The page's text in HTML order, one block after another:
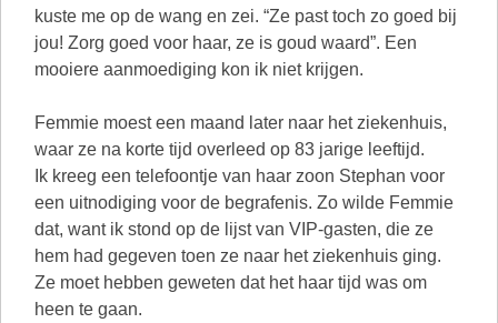
kuste me op de wang en zei. “Ze past toch zo goed bij
jou! Zorg goed voor haar, ze is goud waard”. Een
mooiere aanmoediging kon ik niet krijgen.
Femmie moest een maand later naar het ziekenhuis,
waar ze na korte tijd overleed op 83 jarige leeftijd.
Ik kreeg een telefoontje van haar zoon Stephan voor
een uitnodiging voor de begrafenis. Zo wilde Femmie
dat, want ik stond op de lijst van VIP-gasten, die ze
hem had gegeven toen ze naar het ziekenhuis ging.
Ze moet hebben geweten dat het haar tijd was om
heen te gaan.